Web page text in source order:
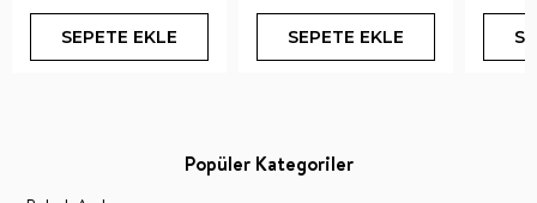
SEPETE EKLE SEPETE EKLE
Popüler Kategoriler